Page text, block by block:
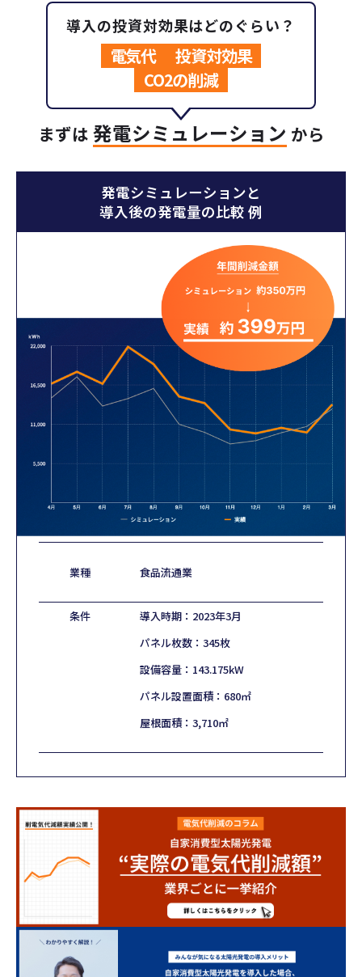
導入の投資対効果はどのぐらい？
電気代
投資対効果
CO2の削減
まずは 発電シミュレーション から
発電シミュレーションと
導入後の発電量の比較 例
業種 食品流通業
条件
導入時期：2023年3月
パネル枚数：345枚
設備容量：143.175kW
パネル設置面積：680㎡
屋根面積：3,710㎡